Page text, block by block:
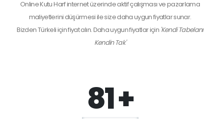
Online Kutu Harf internet üzerinde aktif çalışması ve pazarlama
maliyetlerini düşürmesi ile size daha uygun fiyatlar sunar.
BizdenTürkeliiçin fiyat alın. Daha uygun fiyatlar için 'Kendi Tabelanı
Kendin Tak'
81 +